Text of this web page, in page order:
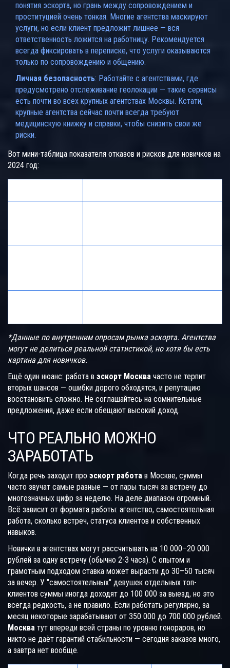
понятия эскорта, но грань между сопровождением и
проституцией очень тонкая. Многие агентства маскируют
услуги, но если клиент предложит лишнее — вся
ответственность ложится на работницу. Рекомендуется
всегда фиксировать в переписке, что услуги оказываются
только по сопровождению и общению.
Личная безопасность: Работайте с агентствами, где
предусмотрено отслеживание геолокации — такие сервисы
есть почти во всех крупных агентствах Москвы. Кстати,
крупные агентства сейчас почти всегда требуют
медицинскую книжку и справки, чтобы снизить свои же
риски.
Вот мини-таблица показателя отказов и рисков для новичков на
2024 год:
*Данные по внутренним опросам рынка эскорта. Агентства
могут не делиться реальной статистикой, но хотя бы есть
картина для новичков.
Ещё один нюанс: работа в эскорт Москва часто не терпит
вторых шансов — ошибки дорого обходятся, и репутацию
восстановить сложно. Не соглашайтесь на сомнительные
предложения, даже если обещают высокий доход.
ЧТО РЕАЛЬНО МОЖНО
ЗАРАБОТАТЬ
Когда речь заходит про эскорт работа в Москве, суммы
часто звучат самые разные — от пары тысяч за встречу до
многозначных цифр за неделю. На деле диапазон огромный.
Всё зависит от формата работы: агентство, самостоятельная
работа, сколько встреч, статуса клиентов и собственных
навыков.
Новички в агентствах могут рассчитывать на 10 000–20 000
рублей за одну встречу (обычно 2-3 часа). С опытом и
грамотным подходом ставка может вырасти до 30–50 тысяч
за вечер. У "самостоятельных" девушек отдельных топ-
клиентов суммы иногда доходят до 100 000 за выезд, но это
всегда редкость, а не правило. Если работать регулярно, за
месяц некоторые зарабатывают от 350 000 до 700 000 рублей.
Москва тут впереди всей страны по уровню гонораров, но
никто не даёт гарантий стабильности — сегодня заказов много,
а завтра нет вообще.